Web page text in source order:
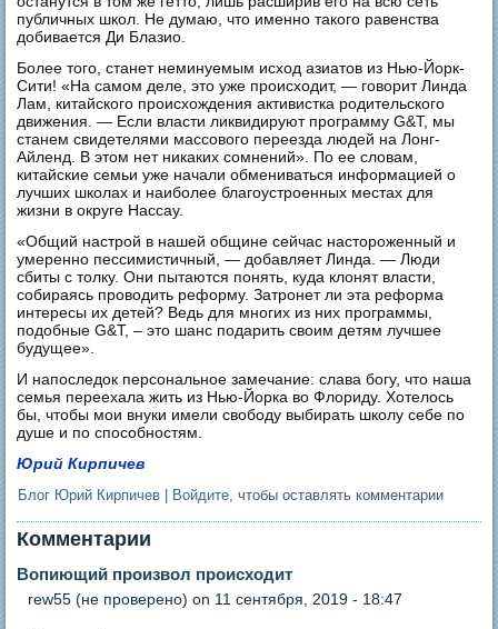
публичных школ. Не думаю, что именно такого равенства
добивается Ди Блазио.
Более того, станет неминуемым исход азиатов из Нью-Йорк-
Сити! «На самом деле, это уже происходит, — говорит Линда
Лам, китайского происхождения активистка родительского
движения. — Если власти ликвидируют программу G&T, мы
станем свидетелями массового переезда людей на Лонг-
Айленд. В этом нет никаких сомнений». По ее словам,
китайские семьи уже начали обмениваться информацией о
лучших школах и наиболее благоустроенных местах для
жизни в округе Нассау.
«Общий настрой в нашей общине сейчас настороженный и
умеренно пессимистичный, — добавляет Линда. — Люди
сбиты с толку. Они пытаются понять, куда клонят власти,
собираясь проводить реформу. Затронет ли эта реформа
интересы их детей? Ведь для многих из них программы,
подобные G&T, – это шанс подарить своим детям лучшее
будущее».
И напоследок персональное замечание: слава богу, что наша
семья переехала жить из Нью-Йорка во Флориду. Хотелось
бы, чтобы мои внуки имели свободу выбирать школу себе по
душе и по способностям.
Юрий Кирпичев
Блог Юрий Кирпичев | Войдите , чтобы оставлять комментарии
Комментарии
Вопиющий произвол происходит
rew55 (не проверено) on 11 сентября, 2019 - 18:47